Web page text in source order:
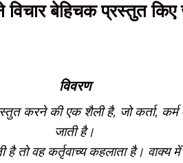
विचार बेहिचक प्रस्तुत
विवरण
करने की एक शैली है, जो कर्ता,
जाती है।
है तो वह कर्तृवाच्य कहलाता है। वाक्य